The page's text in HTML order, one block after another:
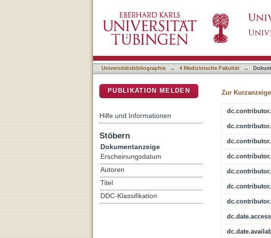
Activation during the Trail Making
healthy elderly subjects
Universitätsbibliographie → 4 Medizinische Fakultät →
Zur Kurzanzeige
PUBLIKATION MELDEN
Hilfe und Informationen
Stöbern
Dokumentanzeige
Erscheinungsdatum
Autoren
Titel
DDC-Klassifikation